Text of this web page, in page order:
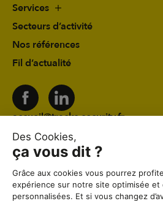
Services
Secteurs d’activité
Nos références
Fil d’actualité
accueil@tracks-security.fr
03 24 59 78 19
41 rue du Château d’Eau 08000
Mézières
Lundi au vendredi